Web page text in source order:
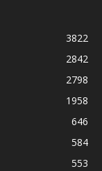
3822
2842
2798
1958
646
584
553